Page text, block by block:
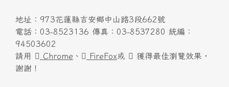
頁尾區域內容
地址：973花蓮縣吉安鄉中山路3段662號
電話：03-8523136 傳真：03-8537280 統編：
94503602
請用
Chrome 、 FireFox或
獲得最佳瀏覽效果，
謝謝！